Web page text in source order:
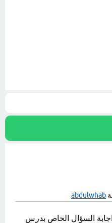
abdulwhab
السؤال الخاص بدرس